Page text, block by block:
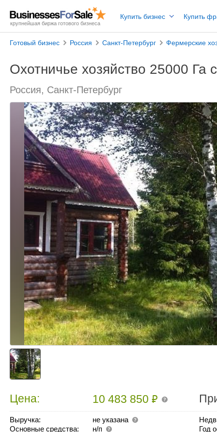
крупнейшая биржа готового бизнеса
Купить бизнес Купить
Готовый бизнес Россия Санкт-Петербург Фермерские
Охотничье хозяйство 25000 Га
Россия, Санкт-Петербург
Цена: 10 483 850₽
Выручка:
не указана
Основные средства:
н/п
Год